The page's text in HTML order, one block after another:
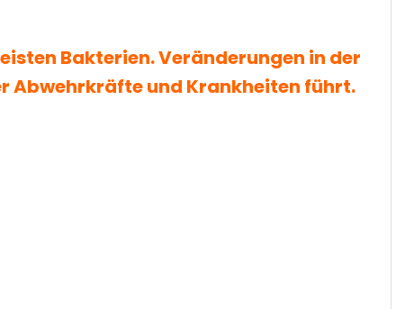
Bakterien. Veränderungen in der
Abwehrkräfte und Krankheiten führt.